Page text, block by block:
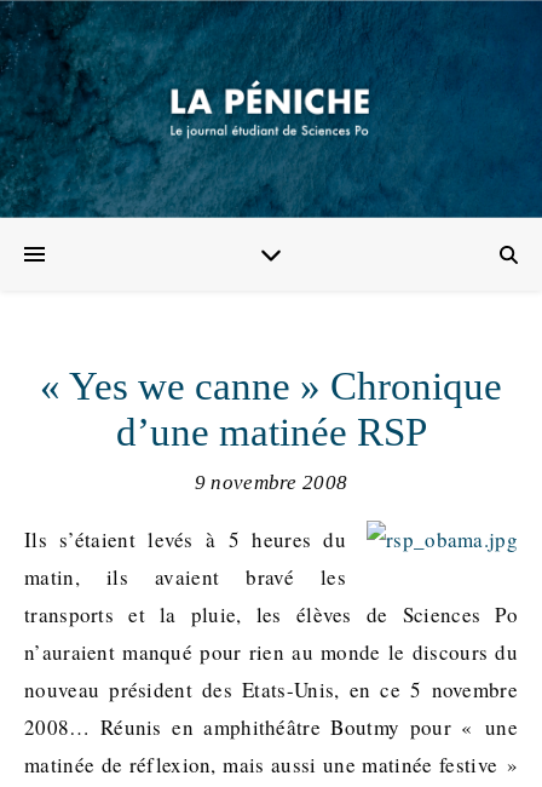
« Yes we canne » Chronique
d’une matinée RSP
9 novembre 2008
Ils s’étaient levés à 5 heures du
matin, ils avaient bravé les
transports et la pluie, les élèves de Sciences Po
n’auraient manqué pour rien au monde le discours du
nouveau président des Etats-Unis, en ce 5 novembre
2008… Réunis en amphithéâtre Boutmy pour « une
matinée de réflexion, mais aussi une matinée festive »